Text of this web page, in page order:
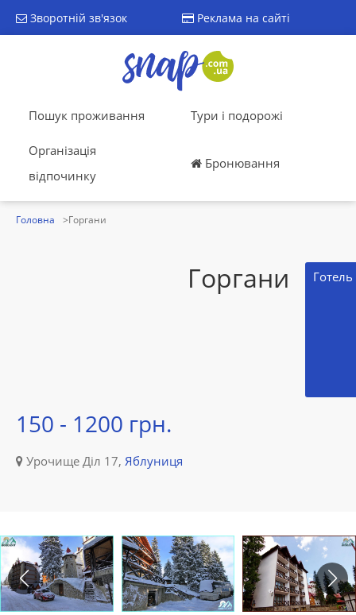
Зворотній зв'язок Реклама на сайті
Пошук проживання Тури і подорожі
Організація
відпочинку
Бронювання
Головна Горгани
Горгани Готель
150 - 1200 грн.
Урочище Діл 17, Яблуниця